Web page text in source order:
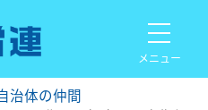
メニュー
治体の仲間